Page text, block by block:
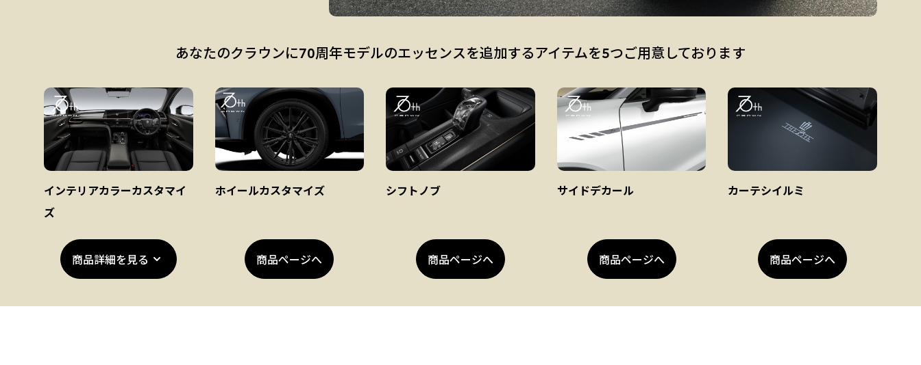
あなたのクラウンに70周年モデルのエッセンスを追加するアイテムを5つご用意しております
インテリアカラーカスタマイ
ズ
商品詳細を見る
ホイールカスタマイズ
商品ページへ
シフトノブ
商品ページへ
サイドデカール
商品ページへ
カーテシイルミ
商品ページへ